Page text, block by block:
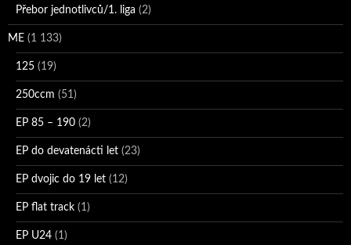
Přebor jednotlivců/1. liga (2)
ME (1 133)
125 (19)
250ccm (51)
EP 85 – 190 (2)
EP do devatenácti let (23)
EP dvojic do 19 let (12)
EP flat track (1)
EP U24 (1)